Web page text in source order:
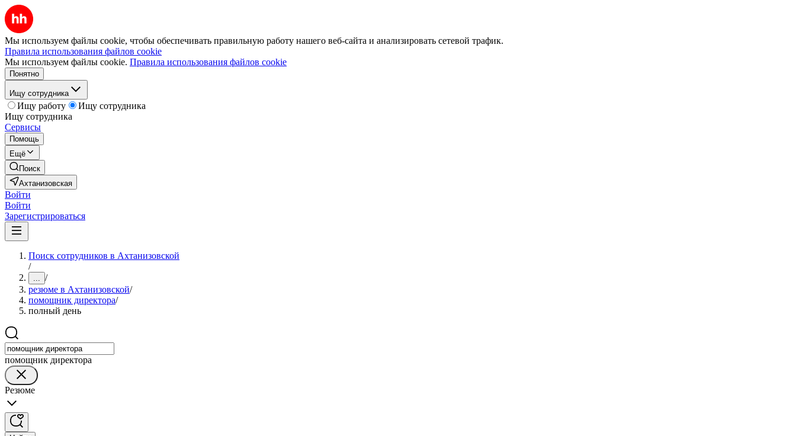
Мы используем файлы cookie, чтобы обеспечивать правильную работу нашего веб-сайта и анализировать сетевой трафик.
Правила использования файлов cookie
Мы используем файлы cookie. Правила использования файлов cookie
Понятно
Ищу сотрудника
Ищу работу
Ищу сотрудника
Ищу сотрудника
Сервисы
Помощь
Ещё
Поиск
Ахтанизовская
Войти
Войти
Зарегистрироваться
Поиск сотрудников в Ахтанизовской
/
... /
резюме в Ахтанизовской/
помощник директора/
полный день
помощник директора
Резюме